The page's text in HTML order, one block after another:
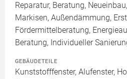
Reparatur, Beratung,
Markisen, Außendämmung,
Fördermittelberatung,
Beratung, Individueller
GEBÄUDETEILE
Kunststofffenster, Alufenster,